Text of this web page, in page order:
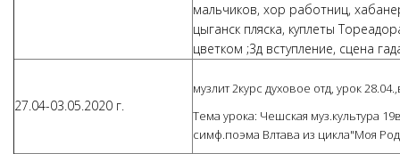
мальчиков, хор работниц,
цыганск пляска, куплеты
цветком ;3д вступление, сцена
27.04-03.05.2020 г.
музлит 2курс духовое отд, урок
Тема урока: Чешская муз.культура
симф.поэма Влтава из цикла"Моя